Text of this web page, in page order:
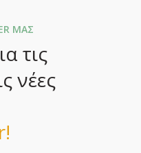
ΜΑΣ
τις
νέες